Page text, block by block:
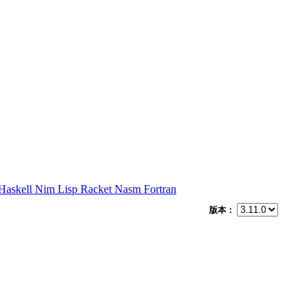
Nim Lisp Racket Nasm Fortran
版本：